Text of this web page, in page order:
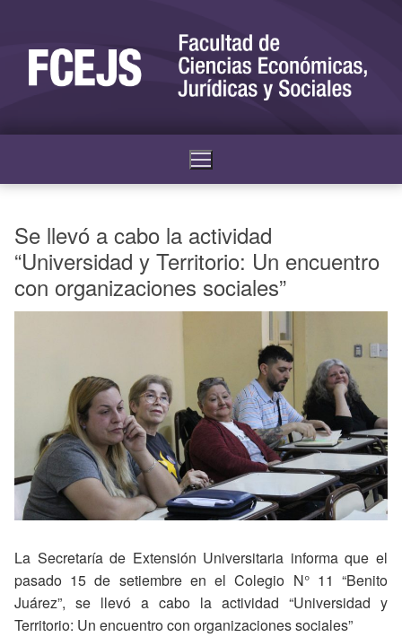
Se llevó a cabo la actividad
“Universidad y Territorio: Un encuentro
con organizaciones sociales”
La Secretaría de Extensión Universitaria informa que el
pasado 15 de setiembre en el Colegio N° 11 “Benito
Juárez”, se llevó a cabo la actividad “Universidad y
Territorio: Un encuentro con organizaciones sociales”